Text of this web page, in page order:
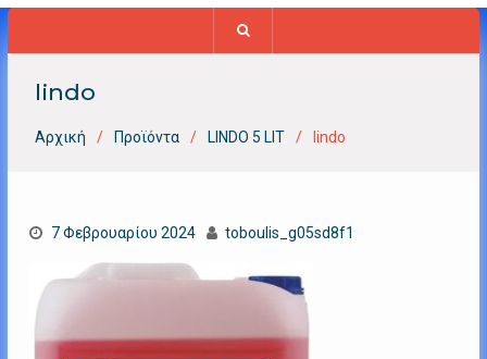
lindo
Αρχική Προϊόντα LIΝDO 5 LIT lindo
7 Φεβρουαρίου 2024 toboulis_g05sd8f1